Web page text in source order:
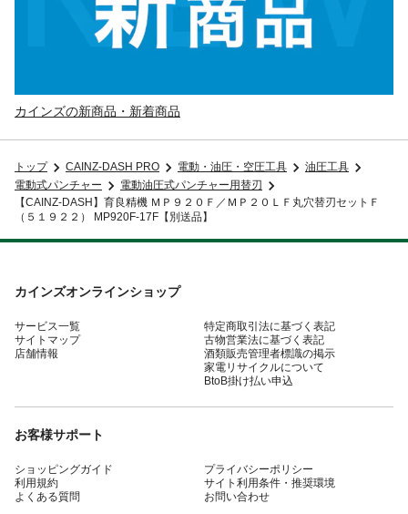
カインズの新商品・新着商品
トップ CAINZ-DASH PRO 電動・油圧・空圧工具
油圧工具
電動式パンチャー
電動油圧式パンチャー用替刃
【CAINZ-DASH】育良精機 ＭＰ９２０Ｆ／ＭＰ２０ＬＦ丸穴替刃セットＦ
（５１９２２） MP920F-17F【別送品】
カインズオンラインショップ
サービス一覧
サイトマップ
店舗情報
特定商取引法に基づく表記
古物営業法に基づく表記
酒類販売管理者標識の掲示
家電リサイクルについて
BtoB掛け払い申込
お客様サポート
ショッピングガイド
利用規約
よくある質問
プライバシーポリシー
サイト利用条件・推奨環境
お問い合わせ